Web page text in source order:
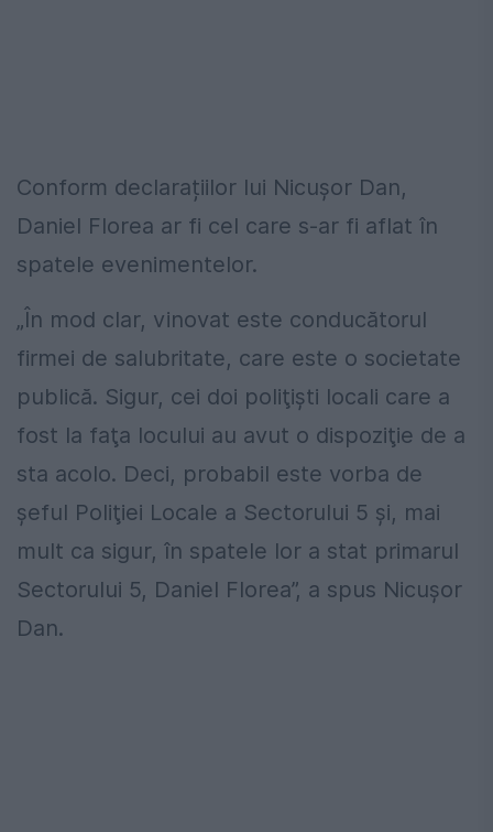
Conform declarațiilor lui Nicuşor Dan,
Daniel Florea ar fi cel care s-ar fi aflat în
spatele evenimentelor.
„În mod clar, vinovat este conducătorul
firmei de salubritate, care este o societate
publică. Sigur, cei doi poliţişti locali care a
fost la faţa locului au avut o dispoziţie de a
sta acolo. Deci, probabil este vorba de
şeful Poliţiei Locale a Sectorului 5 şi, mai
mult ca sigur, în spatele lor a stat primarul
Sectorului 5, Daniel Florea”, a spus Nicuşor
Dan.